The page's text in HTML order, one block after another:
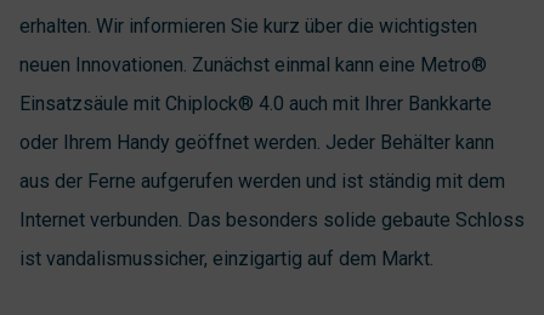
erhalten. Wir informieren Sie kurz über die wichtigsten
neuen Innovationen. Zunächst einmal kann eine Metro®
Einsatzsäule mit Chiplock® 4.0 auch mit Ihrer Bankkarte
oder Ihrem Handy geöffnet werden. Jeder Behälter kann
aus der Ferne aufgerufen werden und ist ständig mit dem
Internet verbunden. Das besonders solide gebaute Schloss
ist vandalismussicher, einzigartig auf dem Markt.